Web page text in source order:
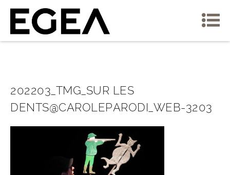
202203_TMG_SUR LES
DENTS@CAROLEPARODI_WEB-3203